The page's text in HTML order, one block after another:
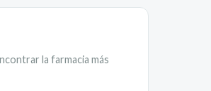
la farmacia más